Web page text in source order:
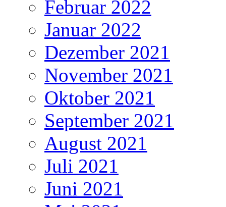
Februar 2022
Januar 2022
Dezember 2021
November 2021
Oktober 2021
September 2021
August 2021
Juli 2021
Juni 2021